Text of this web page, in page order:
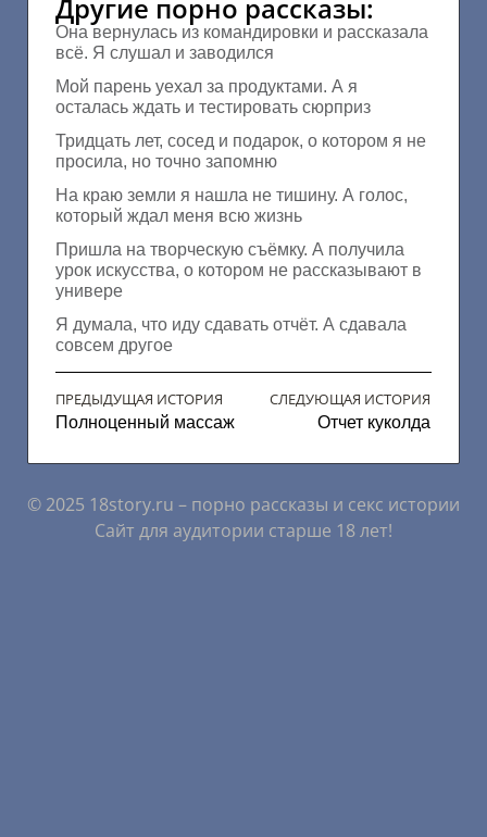
Другие порно рассказы:
Она вернулась из командировки и рассказала
всё. Я слушал и заводился
Мой парень уехал за продуктами. А я
осталась ждать и тестировать сюрприз
Тридцать лет, сосед и подарок, о котором я не
просила, но точно запомню
На краю земли я нашла не тишину. А голос,
который ждал меня всю жизнь
Пришла на творческую съёмку. А получила
урок искусства, о котором не рассказывают в
универе
Я думала, что иду сдавать отчёт. А сдавала
совсем другое
ПРЕДЫДУЩАЯ ИСТОРИЯ
Полноценный массаж
СЛЕДУЮЩАЯ ИСТОРИЯ
Отчет куколда
© 2025 18story.ru – порно рассказы и секс истории
Сайт для аудитории старше 18 лет!